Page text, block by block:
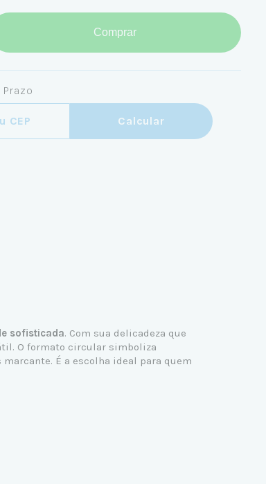
Comprar
Calcular
sofisticada. Com sua delicadeza que
O formato circular simboliza
É a escolha ideal para quem